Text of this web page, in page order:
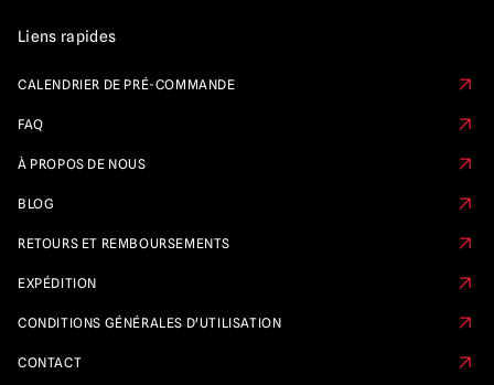
Liens rapides
CALENDRIER DE PRÉ-COMMANDE
FAQ
À PROPOS DE NOUS
BLOG
RETOURS ET REMBOURSEMENTS
EXPÉDITION
CONDITIONS GÉNÉRALES D'UTILISATION
CONTACT